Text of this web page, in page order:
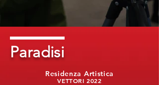
Paradisi
VETTORI 2022
Residenza Artistica